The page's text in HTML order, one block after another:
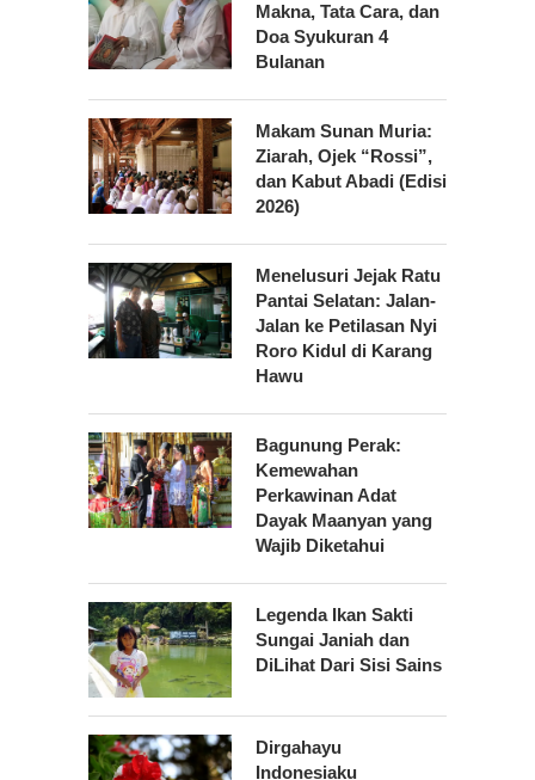
Makna, Tata Cara, dan
Doa Syukuran 4
Bulanan
Makam Sunan Muria:
Ziarah, Ojek “Rossi”,
dan Kabut Abadi (Edisi
2026)
Menelusuri Jejak Ratu
Pantai Selatan: Jalan-
Jalan ke Petilasan Nyi
Roro Kidul di Karang
Hawu
Bagunung Perak:
Kemewahan
Perkawinan Adat
Dayak Maanyan yang
Wajib Diketahui
Legenda Ikan Sakti
Sungai Janiah dan
DiLihat Dari Sisi Sains
Dirgahayu
Indonesiaku